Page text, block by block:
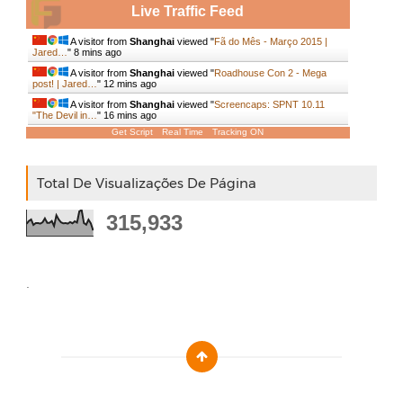
Live Traffic Feed
A visitor from Shanghaiviewed "Fã do Mês - Março 2015 |
Jared… " 8 mins ago
A visitor from Shanghaiviewed "Roadhouse Con 2 - Mega
post! | Jared… " 12 mins ago
A visitor from Shanghaiviewed "Screencaps: SPNT 10.11
"The Devil in… " 16 mins ago
Get Script Real Time Tracking ON
Total De Visualizações De Página
315,933